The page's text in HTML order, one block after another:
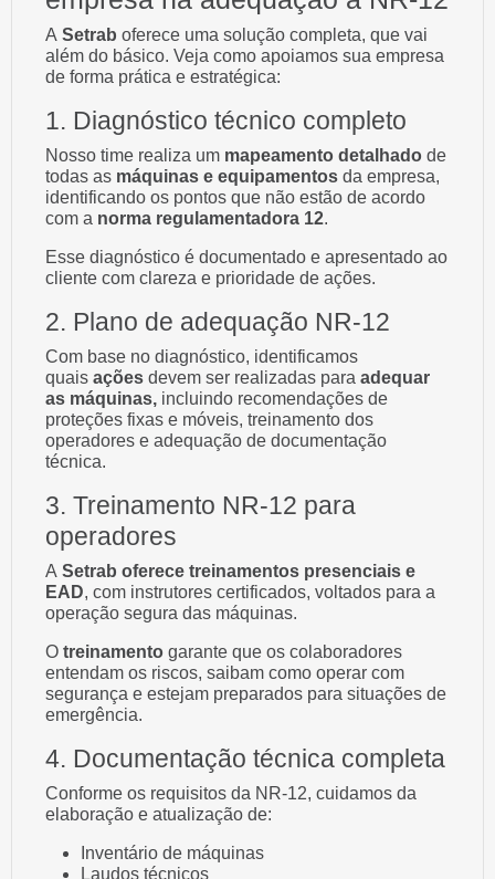
A Setrab oferece uma solução completa, que vai
além do básico. Veja como apoiamos sua empresa
de forma prática e estratégica:
1. Diagnóstico técnico completo
Nosso time realiza um mapeamento detalhado de
todas as máquinas e equipamentos da empresa,
identificando os pontos que não estão de acordo
com a norma regulamentadora 12.
Esse diagnóstico é documentado e apresentado ao
cliente com clareza e prioridade de ações.
2. Plano de adequação NR-12
Com base no diagnóstico, identificamos
quais ações devem ser realizadas para adequar
as máquinas, incluindo recomendações de
proteções fixas e móveis, treinamento dos
operadores e adequação de documentação
técnica.
3. Treinamento NR-12 para
operadores
A Setrab oferece treinamentos presenciais e
EAD, com instrutores certificados, voltados para a
operação segura das máquinas.
O treinamento garante que os colaboradores
entendam os riscos, saibam como operar com
segurança e estejam preparados para situações de
emergência.
4. Documentação técnica completa
Conforme os requisitos da NR-12, cuidamos da
elaboração e atualização de:
Inventário de máquinas
Laudos técnicos